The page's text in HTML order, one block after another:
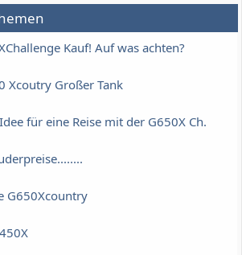
Kauf! Auf was achten?
Xcoutry Großer Tank
für eine Reise mit der G650X Ch.
G650Xcountry